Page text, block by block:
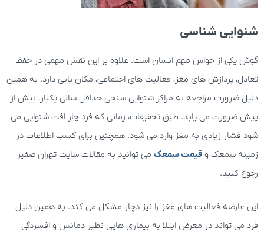
شنوایی شناسی
گوش یکی از حواس مهم انسان است. علاوه بر این نقش مهمی در حفظ
تعادل، پردازش های مغز، فعالیت های اجتماعی، مکان یابی دارد. به همین
دلیل ضرورت مراجعه به مراکز شنوایی سنجی حداقل سالی یکبار، بیش از
پیش ضرورت می یابد. طبق تحقیقات، زمانی که فرد چار افت شنوایی می
شود فشار زیادی به مغز وارد می شود. همچنین برای کسب اطلاعات در
زمینه سمعک و قیمت سمعک می توانید به مقالات سایت تهران صفیر
رجوع کنید.
این عارضه فعالیت های مغز را نیز دچار مشکل می کند. به همین دلیل
فرد می تواند در معرض ابتلا به بیماری هایی نظیر دمانس و افسردگی